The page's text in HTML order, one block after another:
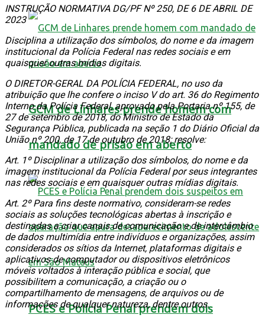
GCM de Linhares prende homem com
mandado de prisão em aberto
PCES e Polícia Penal prendem dois
INSTRUÇÃO NORMATIVA DG/PF Nº 250, DE 6 DE ABRIL DE
2023
Disciplina a utilização dos símbolos, do nome e da imagem
institucional da Polícia Federal nas redes sociais e em
quaisquer outras mídias digitais.
O DIRETOR-GERAL DA POLÍCIA FEDERAL, no uso da
atribuição que lhe confere o inciso V do art. 36 do Regimento
Interno da Polícia Federal, aprovado pela Portaria nº 155, de
27 de setembro de 2018, do Ministro de Estado da
Segurança Pública, publicada na seção 1 do Diário Oficial da
União nº 200, de 17 de outubro de 2018; resolve:
Art. 1º Disciplinar a utilização dos símbolos, do nome e da
imagem institucional da Polícia Federal por seus integrantes
nas redes sociais e em quaisquer outras mídias digitais.
Art. 2º Para fins deste normativo, consideram-se redes
sociais as soluções tecnológicas abertas à inscrição e
destinadas a criar canais de comunicação e de intercâmbio
de dados multimídia entre indivíduos e organizações, assim
considerados os sítios da Internet, plataformas digitais e
aplicativos de computador ou dispositivos eletrônicos
móveis voltados à interação pública e social, que
possibilitem a comunicação, a criação ou o
compartilhamento de mensagens, de arquivos ou de
informações de qualquer natureza, dentre outros.